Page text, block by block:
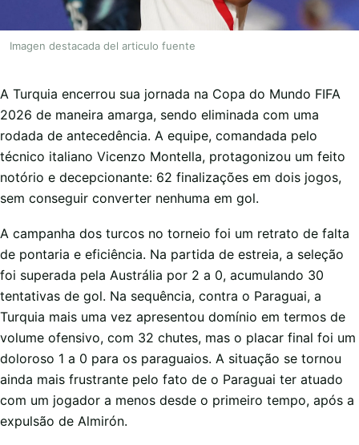
Imagen destacada del articulo fuente
A Turquia encerrou sua jornada na Copa do Mundo FIFA
2026 de maneira amarga, sendo eliminada com uma
rodada de antecedência. A equipe, comandada pelo
técnico italiano Vicenzo Montella, protagonizou um feito
notório e decepcionante: 62 finalizações em dois jogos,
sem conseguir converter nenhuma em gol.
A campanha dos turcos no torneio foi um retrato de falta
de pontaria e eficiência. Na partida de estreia, a seleção
foi superada pela Austrália por 2 a 0, acumulando 30
tentativas de gol. Na sequência, contra o Paraguai, a
Turquia mais uma vez apresentou domínio em termos de
volume ofensivo, com 32 chutes, mas o placar final foi um
doloroso 1 a 0 para os paraguaios. A situação se tornou
ainda mais frustrante pelo fato de o Paraguai ter atuado
com um jogador a menos desde o primeiro tempo, após a
expulsão de Almirón.